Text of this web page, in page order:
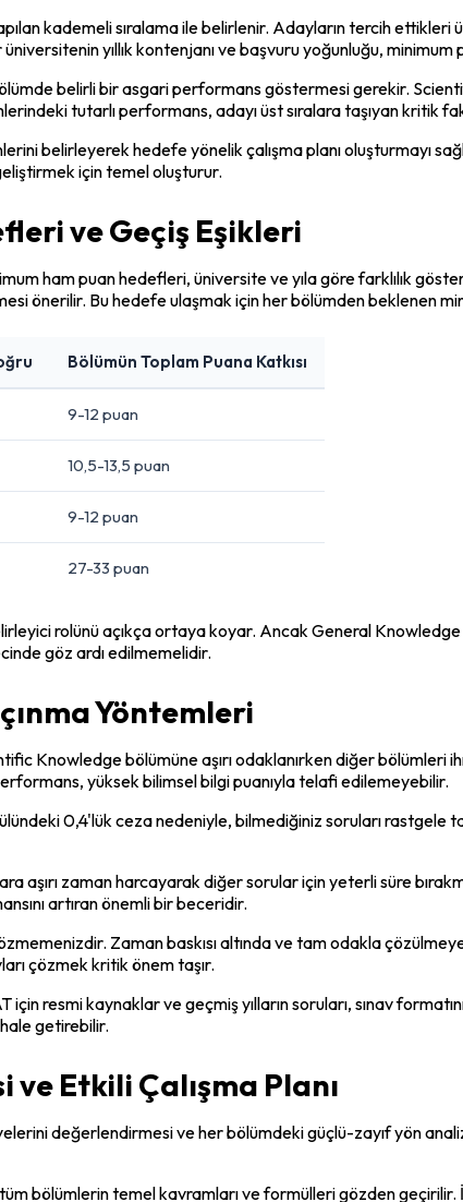
kademeli sıralama ile belirlenir. Adayların tercih
yıllık kontenjanı ve başvuru yoğunluğu,
belirli bir asgari performans göstermesi gerekir.
tutarlı performans, adayı üst sıralara taşıyan kritik
belirleyerek hedefe yönelik çalışma planı oluşturmayı
için temel oluşturur.
ve Geçiş Eşikleri
ham puan hedefleri, üniversite ve yıla göre farklılık
önerilir. Bu hedefe ulaşmak için her bölümden beklenen
Bölümün Toplam Puana Katkısı
9-12 puan
10,5-13,5 puan
9-12 puan
27-33 puan
rolünü açıkça ortaya koyar. Ancak General
göz ardı edilmemelidir.
Yöntemleri
Knowledge bölümüne aşırı odaklanırken diğer
yüksek bilimsel bilgi puanıyla telafi edilemeyebilir.
0,4'lük ceza nedeniyle, bilmediğiniz soruları rastgele
aşırı zaman harcayarak diğer sorular için yeterli süre
artıran önemli bir beceridir.
Zaman baskısı altında ve tam odakla
çözmek kritik önem taşır.
için resmi kaynaklar ve geçmiş yılların soruları, sınav
getirebilir.
Etkili Çalışma Planı
değerlendirmesi ve her bölümdeki güçlü-zayıf yön
bölümlerin temel kavramları ve formülleri gözden